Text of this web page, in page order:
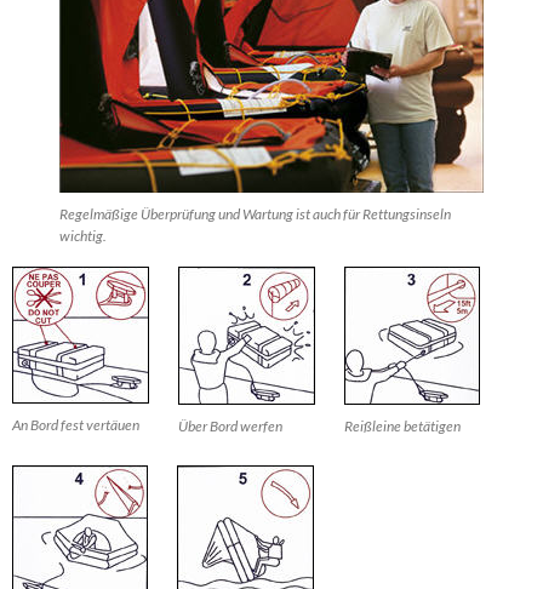
Regelmäßige Überprüfung und Wartung ist auch für Rettungsinseln
wichtig.
An Bord fest vertäuen Über Bord werfen Reißleine betätigen